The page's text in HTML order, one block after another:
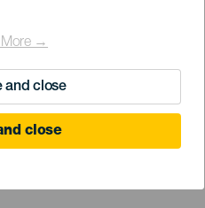
More →
and close
close